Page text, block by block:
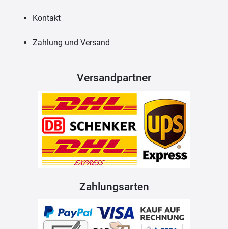
Kontakt
Zahlung und Versand
Versandpartner
Zahlungsarten